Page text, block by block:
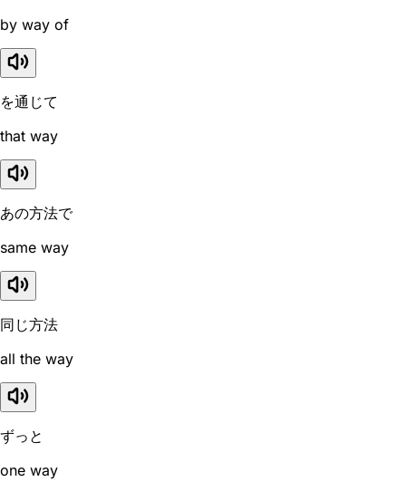
by way of
を通じて
that way
あの方法で
same way
同じ方法
all the way
ずっと
one way